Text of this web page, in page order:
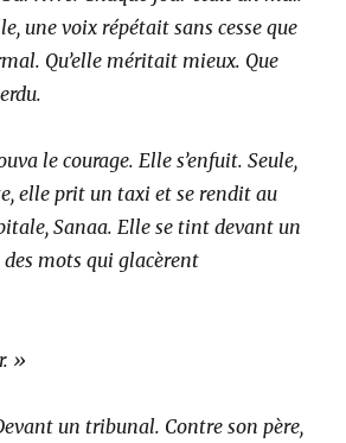
une voix répétait sans cesse que
Qu’elle méritait mieux. Que
le courage. Elle s’enfuit. Seule,
elle prit un taxi et se rendit au
Sanaa. Elle se tint devant un
mots qui glacèrent
»
un tribunal. Contre son père,